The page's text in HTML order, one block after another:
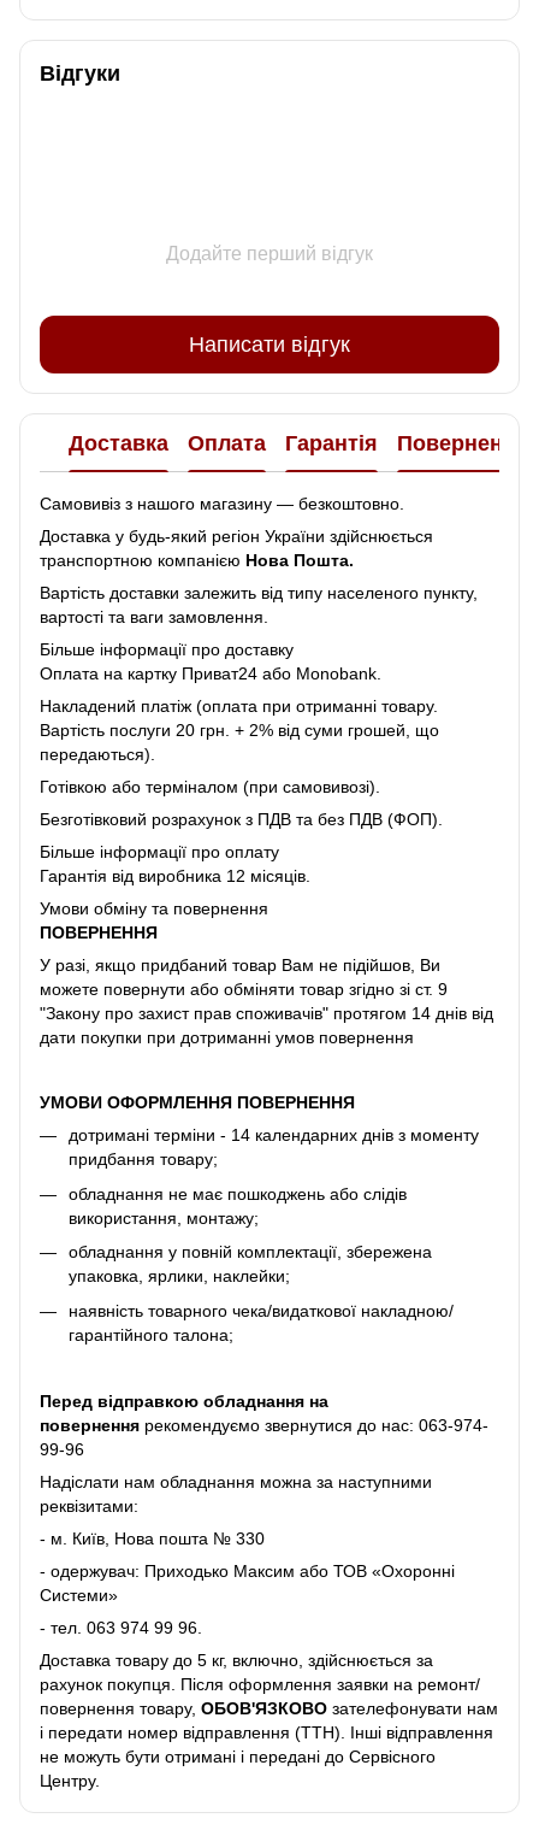
Відгуки
Додайте перший відгук
Написати відгук
Доставка Оплата Гарантія Повернення
Самовивіз з нашого магазину — безкоштовно.
Доставка у будь-який регіон України здійснюється
транспортною компанією Нова Пошта.
Вартість доставки залежить від типу населеного пункту,
вартості та ваги замовлення.
Більше інформації про доставку
Оплата на картку Приват24 або Monobank.
Накладений платіж (оплата при отриманні товару.
Вартість послуги 20 грн. + 2% від суми грошей, що
передаються).
Готівкою або терміналом (при самовивозі).
Безготівковий розрахунок з ПДВ та без ПДВ (ФОП).
Більше інформації про оплату
Гарантія від виробника 12 місяців.
Умови обміну та повернення
ПОВЕРНЕННЯ
У разі, якщо придбаний товар Вам не підійшов, Ви
можете повернути або обміняти товар згідно зі ст. 9
"Закону про захист прав споживачів" протягом 14 днів від
дати покупки при дотриманні умов повернення
УМОВИ ОФОРМЛЕННЯ ПОВЕРНЕННЯ
дотримані терміни - 14 календарних днів з моменту
придбання товару;
обладнання не має пошкоджень або слідів
використання, монтажу;
обладнання у повній комплектації, збережена
упаковка, ярлики, наклейки;
наявність товарного чека/видаткової накладною/
гарантійного талона;
Перед відправкою обладнання на
повернення рекомендуємо звернутися до нас: 063-974-
99-96
Надіслати нам обладнання можна за наступними
реквізитами:
- м. Київ, Нова пошта № 330
- одержувач: Приходько Максим або ТОВ «Охоронні
Системи»
- тел. 063 974 99 96
Доставка товару до 5 кг, включно, здійснюється за
рахунок покупця. Після оформлення заявки на ремонт/
повернення товару, ОБОВ'ЯЗКОВО зателефонувати нам
і передати номер відправлення (ТТН). Інші відправлення
не можуть бути отримані і передані до Сервісного
Центру.